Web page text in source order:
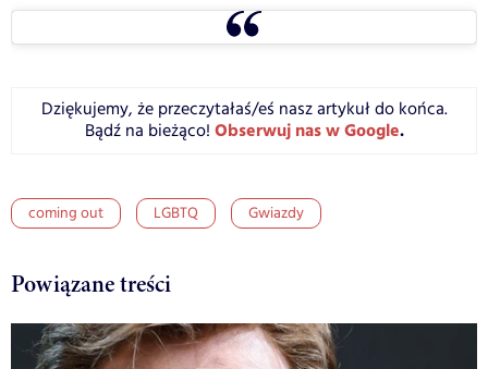
Dziękujemy, że przeczytałaś/eś nasz artykuł do końca.
Bądź na bieżąco! Obserwuj nas w Google.
coming out LGBTQ Gwiazdy
Powiązane treści